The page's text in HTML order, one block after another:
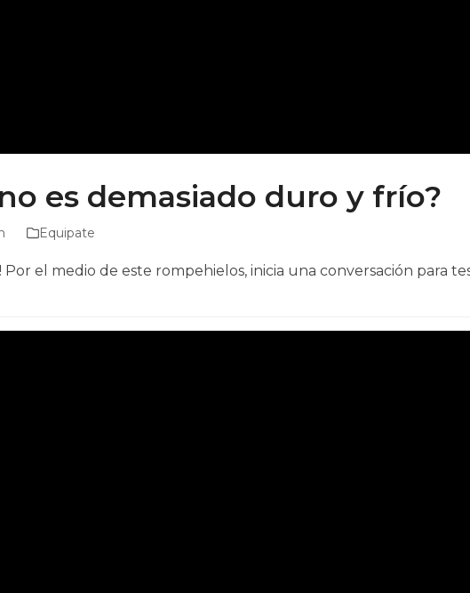
es demasiado duro y frío?
Equipate
el medio de este rompehielos, inicia una conversación para